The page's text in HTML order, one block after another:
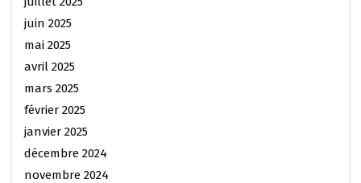
juin 2025
mai 2025
avril 2025
mars 2025
février 2025
janvier 2025
décembre 2024
novembre 2024